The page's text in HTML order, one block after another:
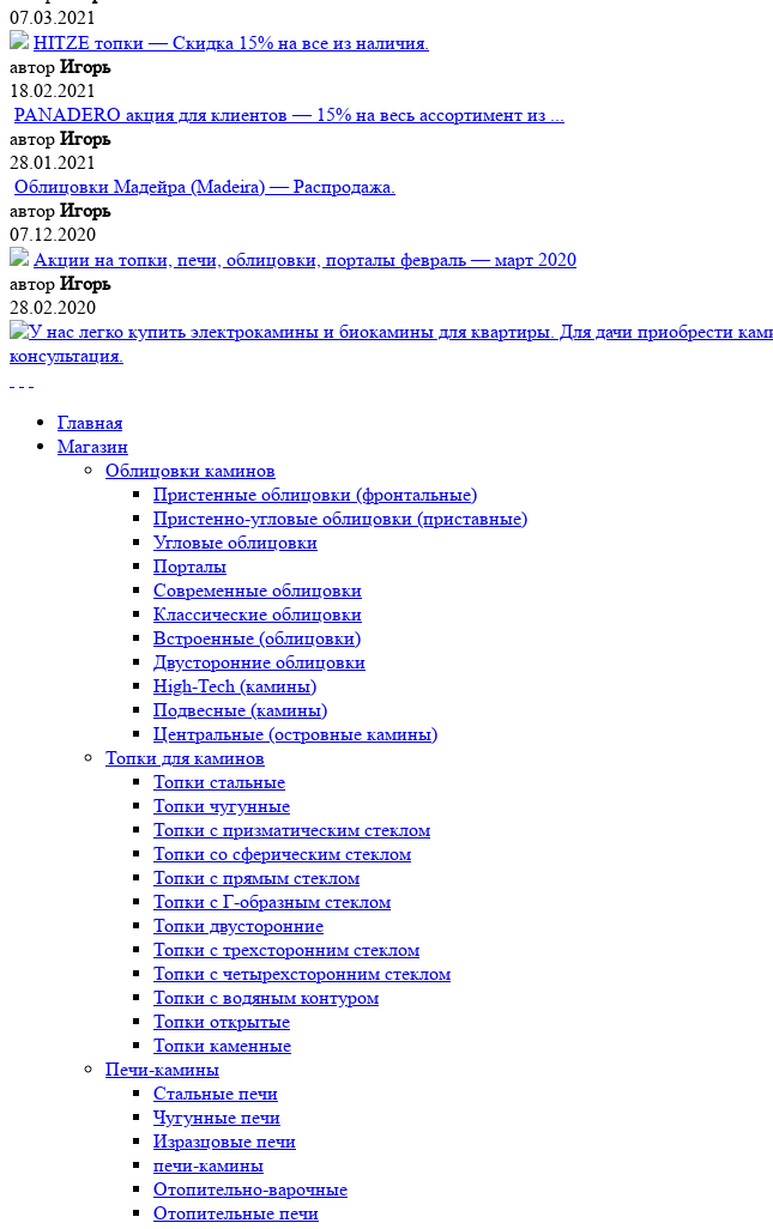
07.03.2021
HITZE топки — Скидка 15% на все из наличия.
автор Игорь
18.02.2021
PANADERO акция для клиентов — 15% на весь ассортимент из ...
автор Игорь
28.01.2021
Облицовки Мадейра (Мadeira) — Распродажа.
автор Игорь
07.12.2020
Акции на топки, печи, облицовки, порталы февраль — март 2020
автор Игорь
28.02.2020
Главная
Магазин
Облицовки каминов
Пристенные облицовки (фронтальные)
Пристенно-угловые облицовки (приставные)
Угловые облицовки
Порталы
Современные облицовки
Классические облицовки
Встроенные (облицовки)
Двусторонние облицовки
High-Tech (камины)
Подвесные (камины)
Центральные (островные камины)
Топки для каминов
Топки стальные
Топки чугунные
Топки с призматическим стеклом
Топки со сферическим стеклом
Топки с прямым стеклом
Топки с Г-образным стеклом
Топки двусторонние
Топки с трехсторонним стеклом
Топки с четырехсторонним стеклом
Топки с водяным контуром
Топки открытые
Топки каменные
Печи-камины
Стальные печи
Чугунные печи
Изразцовые печи
печи-камины
Отопительно-варочные
Отопительные печи